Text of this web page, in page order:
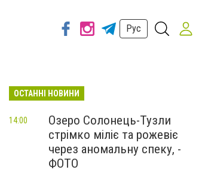
Рус
ОСТАННІ НОВИНИ
Озеро Солонець-Тузли
стрімко міліє та рожевіє
через аномальну спеку, -
ФОТО
14:00